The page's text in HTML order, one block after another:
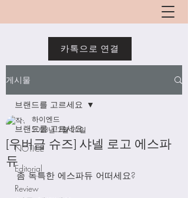
카톡으로 연결
게시물
브랜드를 고르세요
NOTICE
Editorial
Review
브랜드를 고르세요
[우버급 슈즈] 샤넬 로고 에스파
듀
하이엔드
2023년 2월 20일
좀 독특한 에스파듀 어떠세요?